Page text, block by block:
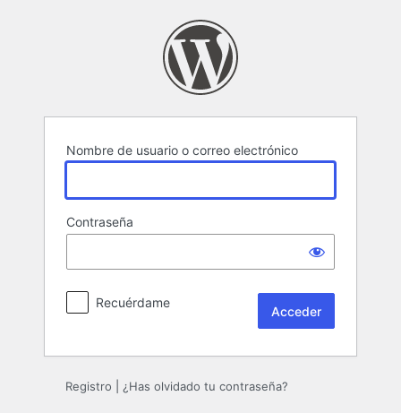
Nombre de usuario o correo electrónico
Contraseña
Recuérdame
Registro ¿Has olvidado tu contraseña?